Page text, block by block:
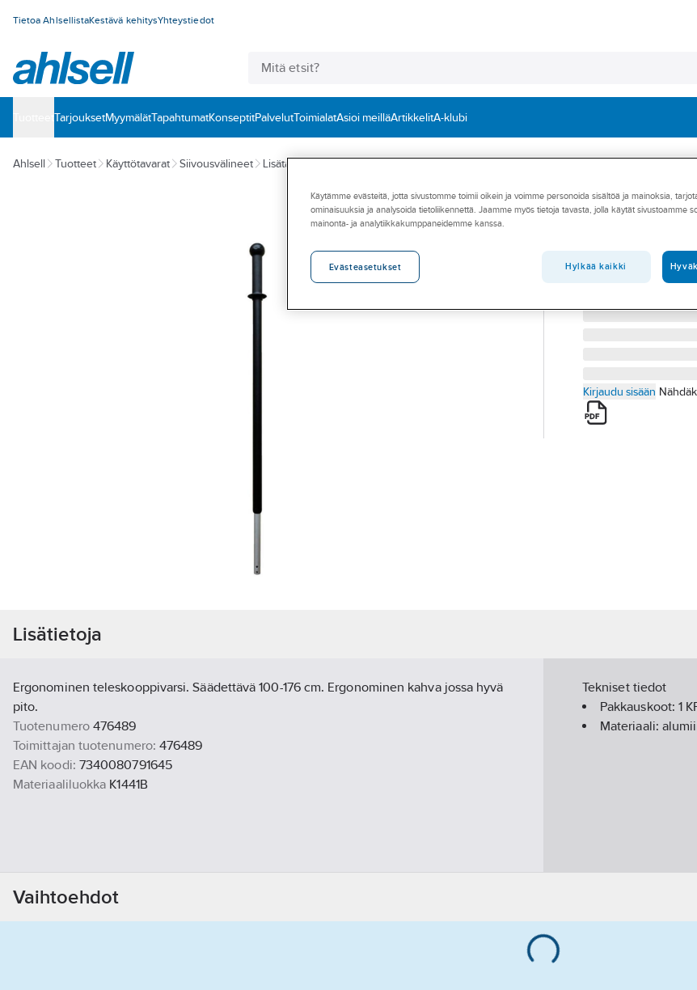
Tietoa AhlsellistaKestävä kehitysYhteystiedot
‎TarjouksetMyymälätTapahtumatKonseptitPalvelutToimialatAsioi meilläArtikkelitA-klubi
Ahlsell Tuotteet Käyttötavarat Siivousvälineet Lisätarvikkeet siivousvälineille
A-COLLECTION
Tuotenumero
476489
Toimittajan
Kirjaudu sisään
Lisätietoja
Ergonominen teleskooppivarsi. Säädettävä 100-176 cm. Ergonominen kahva jossa hyvä
pito.
Tuotenumero 476489
Toimittajan tuotenumero: 476489
EAN koodi: 7340080791645
Materiaaliluokka K1441B
Tekniset tiedot
Pakkauskoot:1
Materiaali:
Vaihtoehdot
Käytämme evästeitä, jotta sivustomme toimii oikein ja voimme personoida sisältöä ja mainoksia,
ominaisuuksia ja analysoida tietoliikennettä. Jaamme myös tietoja tavasta, jolla käytät sivustoamme
mainonta- ja analytiikkakumppaneidemme kanssa.
Evästeasetukset Hylkää kaikki